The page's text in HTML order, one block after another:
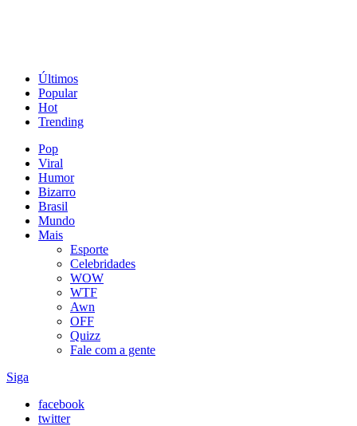
Últimos
Popular
Hot
Trending
Pop
Viral
Humor
Bizarro
Brasil
Mundo
Mais
Esporte
Celebridades
WOW
WTF
Awn
OFF
Quizz
Fale com a gente
Siga
facebook
twitter